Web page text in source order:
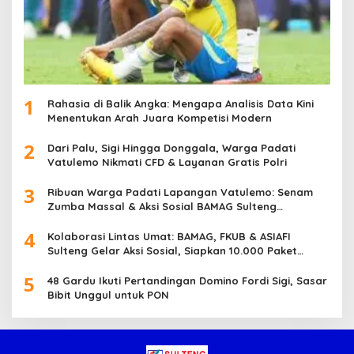
1
Rahasia di Balik Angka: Mengapa Analisis Data Kini
Menentukan Arah Juara Kompetisi Modern
2
Dari Palu, Sigi Hingga Donggala, Warga Padati
Vatulemo Nikmati CFD & Layanan Gratis Polri
3
Ribuan Warga Padati Lapangan Vatulemo: Senam
Zumba Massal & Aksi Sosial BAMAG Sulteng
4
Kolaborasi Lintas Umat: BAMAG, FKUB & ASIAFI
Sulteng Gelar Aksi Sosial, Siapkan 10.000 Paket
5
48 Gardu Ikuti Pertandingan Domino Fordi Sigi, Sasar
Bibit Unggul untuk PON